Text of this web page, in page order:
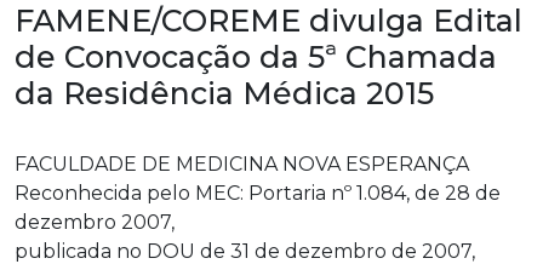
FAMENE/COREME divulga Edital
de Convocação da 5ª Chamada
da Residência Médica 2015
FACULDADE DE MEDICINA NOVA ESPERANÇA
Reconhecida pelo MEC: Portaria nº 1.084, de 28 de
dezembro 2007,
publicada no DOU de 31 de dezembro de 2007,